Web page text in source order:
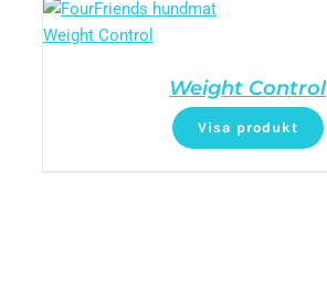
Weight Control
Visa produkt